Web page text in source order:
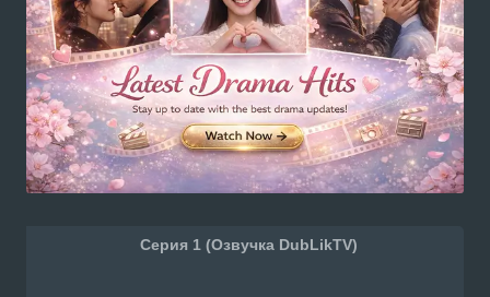
Серия 1 (Озвучка DubLikTV)